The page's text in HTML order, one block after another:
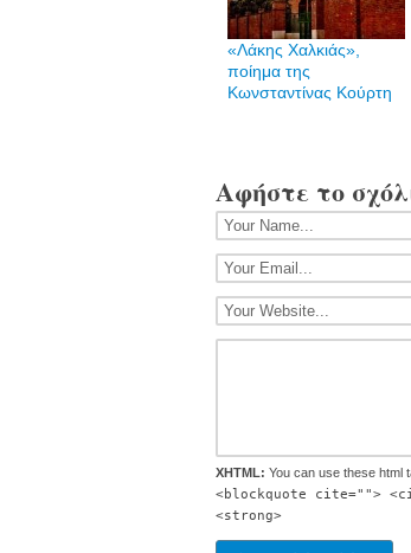
«Λάκης Χαλκιάς»,
ποίημα της
Κωνσταντίνας Κούρτη
Αφήστε το
XHTML: You can use these html
<blockquote cite="">
<strong>